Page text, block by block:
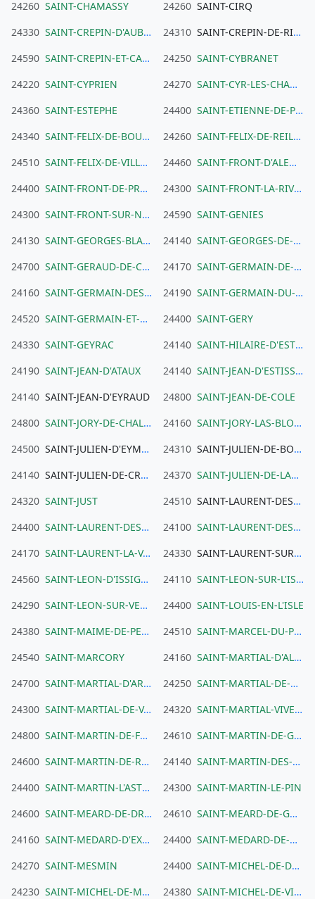
24260 SAINT-CHAMASSY 24260 SAINT-CIRQ
24330 SAINT-CREPIN-D'AUBEROCHE 24310 SAINT-CREPIN-DE-RICHEMONT
24590 SAINT-CREPIN-ET-CARLUCET 24250 SAINT-CYBRANET
24220 SAINT-CYPRIEN 24270 SAINT-CYR-LES-CHAMPAGNES
24360 SAINT-ESTEPHE 24400 SAINT-ETIENNE-DE-PUYCORBIER
24340 SAINT-FELIX-DE-BOURDEILLES 24260 SAINT-FELIX-DE-REILLAC-ET-MORTEMART
24510 SAINT-FELIX-DE-VILLADEIX 24460 SAINT-FRONT-D'ALEMPS
24400 SAINT-FRONT-DE-PRADOUX 24300 SAINT-FRONT-LA-RIVIERE
24300 SAINT-FRONT-SUR-NIZONNE 24590 SAINT-GENIES
24130 SAINT-GEORGES-BLANCANEIX 24140 SAINT-GEORGES-DE-MONTCLARD
24700 SAINT-GERAUD-DE-CORPS 24170 SAINT-GERMAIN-DE-BELVES
24160 SAINT-GERMAIN-DES-PRES 24190 SAINT-GERMAIN-DU-SALEMBRE
24520 SAINT-GERMAIN-ET-MONS 24400 SAINT-GERY
24330 SAINT-GEYRAC 24140 SAINT-HILAIRE-D'ESTISSAC
24190 SAINT-JEAN-D'ATAUX 24140 SAINT-JEAN-D'ESTISSAC
24140 SAINT-JEAN-D'EYRAUD 24800 SAINT-JEAN-DE-COLE
24800 SAINT-JORY-DE-CHALAIS 24160 SAINT-JORY-LAS-BLOUX
24500 SAINT-JULIEN-D'EYMET 24310 SAINT-JULIEN-DE-BOURDEILLES
24140 SAINT-JULIEN-DE-CREMPSE 24370 SAINT-JULIEN-DE-LAMPON
24320 SAINT-JUST 24510 SAINT-LAURENT-DES-BATONS
24400 SAINT-LAURENT-DES-HOMMES 24100 SAINT-LAURENT-DES-VIGNES
24170 SAINT-LAURENT-LA-VALLEE 24330 SAINT-LAURENT-SUR-MANOIRE
24560 SAINT-LEON-D'ISSIGEAC 24110 SAINT-LEON-SUR-L'ISLE
24290 SAINT-LEON-SUR-VEZERE 24400 SAINT-LOUIS-EN-L'ISLE
24380 SAINT-MAIME-DE-PEREYROL 24510 SAINT-MARCEL-DU-PERIGORD
24540 SAINT-MARCORY 24160 SAINT-MARTIAL-D'ALBAREDE
24700 SAINT-MARTIAL-D'ARTENSET 24250 SAINT-MARTIAL-DE-NABIRAT
24300 SAINT-MARTIAL-DE-VALETTE 24320 SAINT-MARTIAL-VIVEYROL
24800 SAINT-MARTIN-DE-FRESSENGEAS 24610 SAINT-MARTIN-DE-GURSON
24600 SAINT-MARTIN-DE-RIBERAC 24140 SAINT-MARTIN-DES-COMBES
24400 SAINT-MARTIN-L'ASTIER 24300 SAINT-MARTIN-LE-PIN
24600 SAINT-MEARD-DE-DRONE 24610 SAINT-MEARD-DE-GURCON
24160 SAINT-MEDARD-D'EXCIDEUIL 24400 SAINT-MEDARD-DE-MUSSIDAN
24270 SAINT-MESMIN 24400 SAINT-MICHEL-DE-DOUBLE
24230 SAINT-MICHEL-DE-MONTAIGNE 24380 SAINT-MICHEL-DE-VILLADEIX